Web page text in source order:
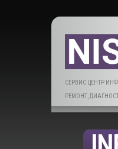
СЕРВИС ЦЕНТР
РЕМОНТ,